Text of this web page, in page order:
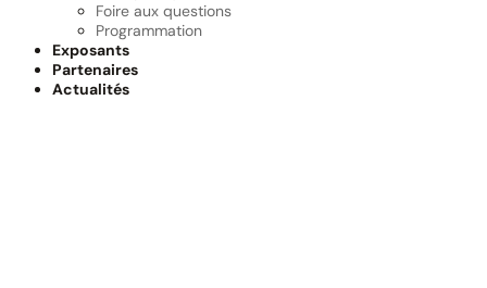
Foire aux questions
Programmation
Exposants
Partenaires
Actualités